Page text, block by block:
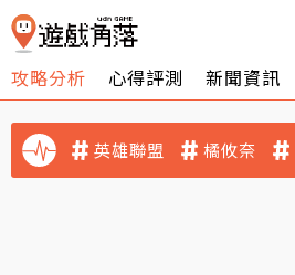
攻略分析 心得評測 新聞資訊
英雄聯盟 橘攸奈